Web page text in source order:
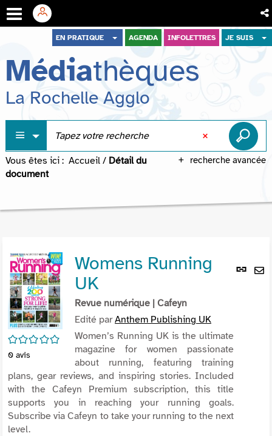
menu
contenu
recherche
EN PRATIQUE AGENDA INFOLETTRES JE SUIS
Médiathèques
La Rochelle Agglo
recherche avancée
Vous êtes ici : Accueil / Détail du
document
Lien
/5
0 avis
Womens Running
UK
Revue numérique | Cafeyn
Edité parAnthem Publishing UK
Women’s Running UK is the ultimate
magazine for women passionate
about running, featuring training
plans, gear reviews, and inspiring stories. Included
with the Cafeyn Premium subscription, this title
supports you in reaching your running goals.
Subscribe via Cafeyn to take your running to the next
level.